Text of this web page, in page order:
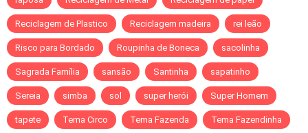
Reciclagem de Plastico Reciclagem madeira rei leão
Risco para Bordado Roupinha de Boneca sacolinha
Sagrada Família sansão Santinha sapatinho
Sereia simba sol super herói Super Homem
tapete Tema Circo Tema Fazenda Tema Fazendinha